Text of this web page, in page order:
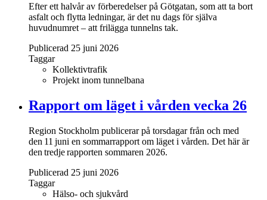
Efter ett halvår av förberedelser på Götgatan, som att ta bort
asfalt och flytta ledningar, är det nu dags för själva
huvudnumret – att frilägga tunnelns tak.
Publicerad 25 juni 2026
Taggar
Kollektivtrafik
Projekt inom tunnelbana
Rapport om läget i vården vecka 26
Region Stockholm publicerar på torsdagar från och med
den 11 juni en sommarrapport om läget i vården. Det här är
den tredje rapporten sommaren 2026.
Publicerad 25 juni 2026
Taggar
Hälso- och sjukvård